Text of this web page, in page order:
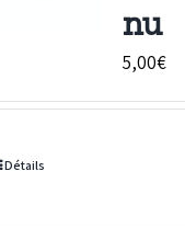
nu
5,00€
Détails